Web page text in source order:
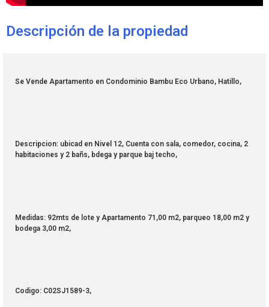
Descripción de la propiedad
Se Vende Apartamento en Condominio Bambu Eco Urbano, Hatillo,
Descripcion: ubicad en Nivel 12, Cuenta con sala, comedor, cocina, 2
habitaciones y 2 bañs, bdega y parque baj techo,
Medidas: 92mts de lote y Apartamento 71,00 m2, parqueo 18,00 m2 y
bodega 3,00 m2,
Codigo: C02SJ1589-3,